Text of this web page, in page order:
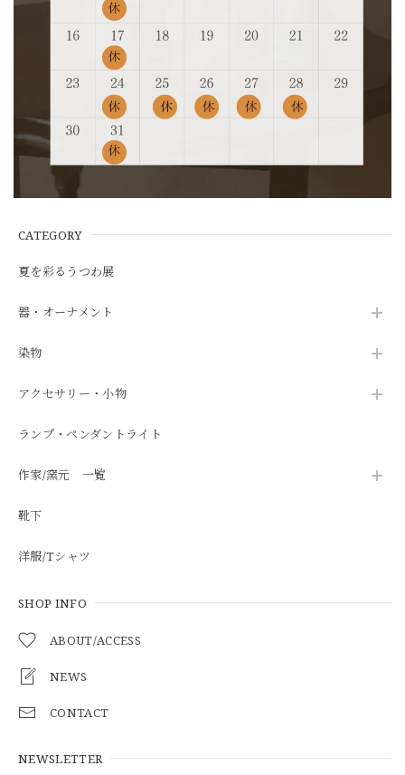
CATEGORY
夏を彩るうつわ展
器・オーナメント
染物
アクセサリー・小物
ランプ・ペンダントライト
作家/窯元 一覧
靴下
洋服/Tシャツ
SHOP INFO
ABOUT/ACCESS
NEWS
CONTACT
NEWSLETTER